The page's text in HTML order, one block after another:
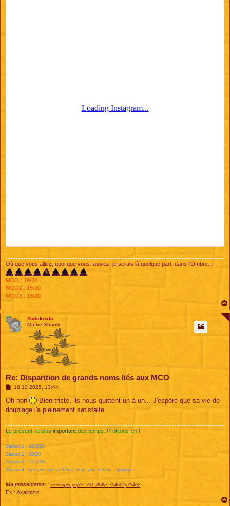
Où que vous alliez, quoi que vous fassiez, je serais là quelque part, dans l'Ombre...
MCO : 19/20
MCO2 : 15/20
MCO3 : 16/20
Yodakoala
Maître Shaolin
Re: Disparition de grands noms liés aux MCO
M
s
a
18 10 2025, 13:44
Oh non
Bien triste, ils nous quittent un à un... J'espère que sa vie de
doublage l'a pleinement satisfaite.
Le présent, le plus important des temps. Profitons-en !
Saison 1 : 18.5/20
Saison 2 : 08/20
Saison 3 : 12.5/20
Saison 4 : pas pire que la 3ème, mais pas mieux... quoique...
Ma présentation : viewtopic.php?f=7&t=80&p=75462#p75462
Ex : Akaroizis